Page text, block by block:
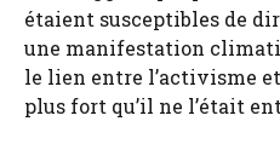
étaient susceptibles de
une manifestation
le lien entre l’activisme
plus fort qu’il ne l’était